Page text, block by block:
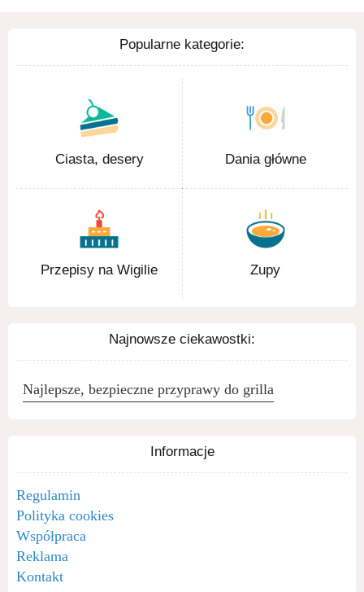
Popularne kategorie:
Ciasta, desery Dania główne
Przepisy na Wigilie Zupy
Najnowsze ciekawostki:
Najlepsze, bezpieczne przyprawy do grilla
Informacje
Regulamin
Polityka cookies
Współpraca
Reklama
Kontakt